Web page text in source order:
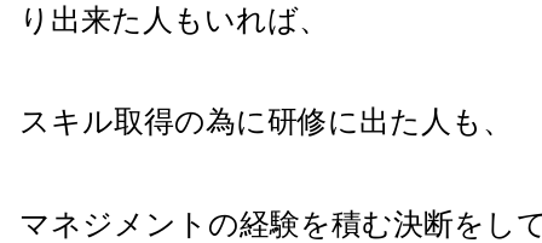
り出来た人もいれば、
スキル取得の為に研修に出た人も、
マネジメントの経験を積む決断をし